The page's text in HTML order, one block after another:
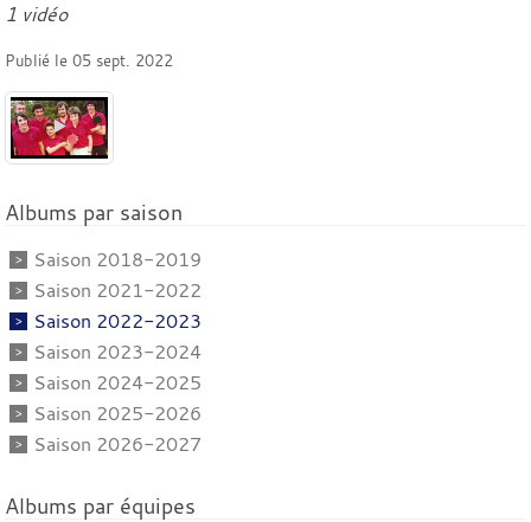
1 vidéo
Publié le 05 sept. 2022
Albums par saison
Saison 2018-2019
Saison 2021-2022
Saison 2022-2023
Saison 2023-2024
Saison 2024-2025
Saison 2025-2026
Saison 2026-2027
Albums par équipes